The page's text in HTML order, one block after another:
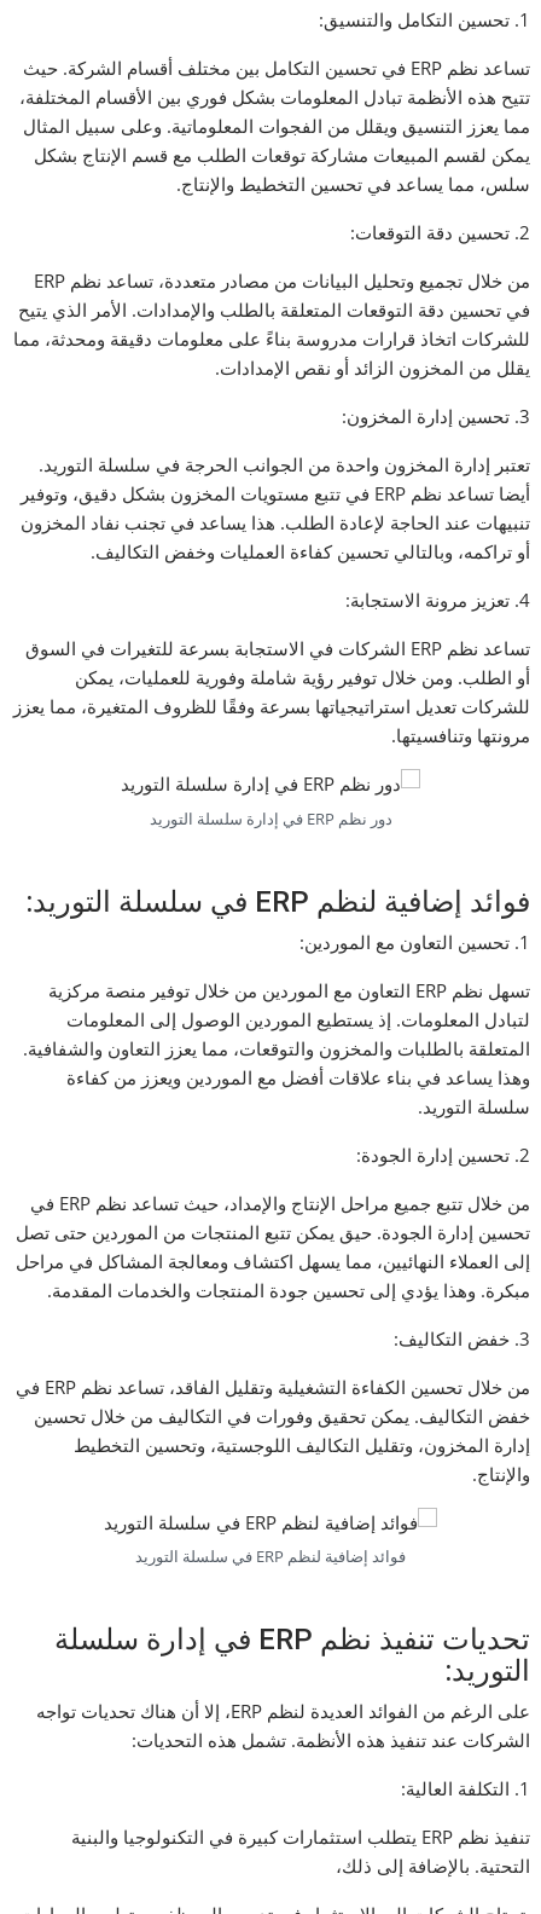
1. تحسين التكامل والتنسيق:
تساعد نظم ERP في تحسين التكامل بين مختلف أقسام الشركة. حيث
تتيح هذه الأنظمة تبادل المعلومات بشكل فوري بين الأقسام المختلفة،
مما يعزز التنسيق ويقلل من الفجوات المعلوماتية. وعلى سبيل المثال
يمكن لقسم المبيعات مشاركة توقعات الطلب مع قسم الإنتاج بشكل
سلس، مما يساعد في تحسين التخطيط والإنتاج.
2. تحسين دقة التوقعات:
من خلال تجميع وتحليل البيانات من مصادر متعددة، تساعد نظم ERP
في تحسين دقة التوقعات المتعلقة بالطلب والإمدادات. الأمر الذي يتيح
للشركات اتخاذ قرارات مدروسة بناءً على معلومات دقيقة ومحدثة، مما
يقلل من المخزون الزائد أو نقص الإمدادات.
3. تحسين إدارة المخزون:
تعتبر إدارة المخزون واحدة من الجوانب الحرجة في سلسلة التوريد.
أيضا تساعد نظم ERP في تتبع مستويات المخزون بشكل دقيق، وتوفير
تنبيهات عند الحاجة لإعادة الطلب. هذا يساعد في تجنب نفاد المخزون
أو تراكمه، وبالتالي تحسين كفاءة العمليات وخفض التكاليف.
4. تعزيز مرونة الاستجابة:
تساعد نظم ERP الشركات في الاستجابة بسرعة للتغيرات في السوق
أو الطلب. ومن خلال توفير رؤية شاملة وفورية للعمليات، يمكن
للشركات تعديل استراتيجياتها بسرعة وفقًا للظروف المتغيرة، مما يعزز
مرونتها وتنافسيتها.
دور نظم ERP في إدارة سلسلة التوريد
فوائد إضافية لنظم ERP في سلسلة التوريد:
1. تحسين التعاون مع الموردين:
تسهل نظم ERP التعاون مع الموردين من خلال توفير منصة مركزية
لتبادل المعلومات. إذ يستطيع الموردين الوصول إلى المعلومات
المتعلقة بالطلبات والمخزون والتوقعات، مما يعزز التعاون والشفافية.
وهذا يساعد في بناء علاقات أفضل مع الموردين ويعزز من كفاءة
سلسلة التوريد.
2. تحسين إدارة الجودة:
من خلال تتبع جميع مراحل الإنتاج والإمداد، حيث تساعد نظم ERP في
تحسين إدارة الجودة. حيق يمكن تتبع المنتجات من الموردين حتى تصل
إلى العملاء النهائيين، مما يسهل اكتشاف ومعالجة المشاكل في مراحل
مبكرة. وهذا يؤدي إلى تحسين جودة المنتجات والخدمات المقدمة.
3. خفض التكاليف:
من خلال تحسين الكفاءة التشغيلية وتقليل الفاقد، تساعد نظم ERP في
خفض التكاليف. يمكن تحقيق وفورات في التكاليف من خلال تحسين
إدارة المخزون، وتقليل التكاليف اللوجستية، وتحسين التخطيط
والإنتاج.
فوائد إضافية لنظم ERP في سلسلة التوريد
تحديات تنفيذ نظم ERP في إدارة سلسلة
التوريد:
على الرغم من الفوائد العديدة لنظم ERP، إلا أن هناك تحديات تواجه
الشركات عند تنفيذ هذه الأنظمة. تشمل هذه التحديات:
1. التكلفة العالية:
تنفيذ نظم ERP يتطلب استثمارات كبيرة في التكنولوجيا والبنية
التحتية. بالإضافة إلى ذلك،